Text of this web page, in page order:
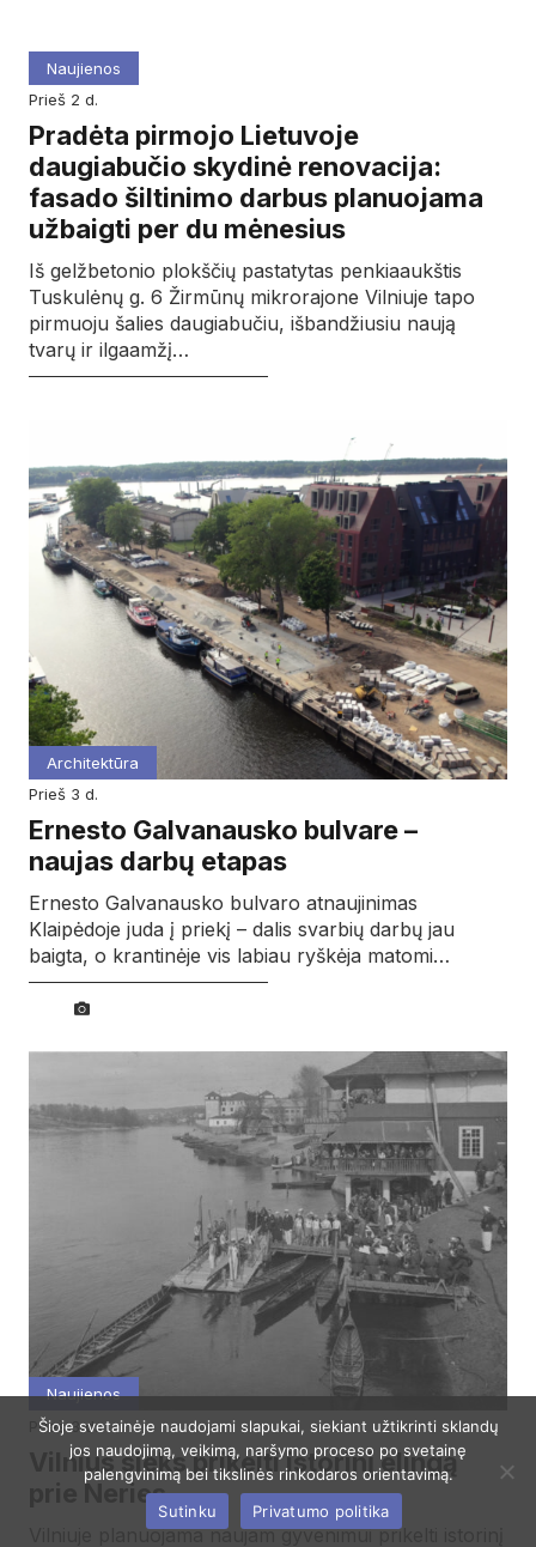
Naujienos
prieš 2 d.
Pradėta pirmojo Lietuvoje
daugiabučio skydinė renovacija:
fasado šiltinimo darbus planuojama
užbaigti per du mėnesius
Iš gelžbetonio plokščių pastatytas penkiaaukštis
Tuskulėnų g. 6 Žirmūnų mikrorajone Vilniuje tapo
pirmuoju šalies daugiabučiu, išbandžiusiu naują
tvarų ir ilgaamžį…
Architektūra
prieš 3 d.
Ernesto Galvanausko bulvare –
naujas darbų etapas
Ernesto Galvanausko bulvaro atnaujinimas
Klaipėdoje juda į priekį – dalis svarbių darbų jau
baigta, o krantinėje vis labiau ryškėja matomi…
Naujienos
prieš 3 d.
Vilnius sieks prikelti istorinį elingą
prie Neries
Vilniuje planuojama naujam gyvenimui prikelti istorinį
Šioje svetainėje naudojami slapukai, siekiant užtikrinti sklandų
jos naudojimą, veikimą, naršymo proceso po svetainę
palengvinimą bei tikslinės rinkodaros orientavimą.
Sutinku
Privatumo politika